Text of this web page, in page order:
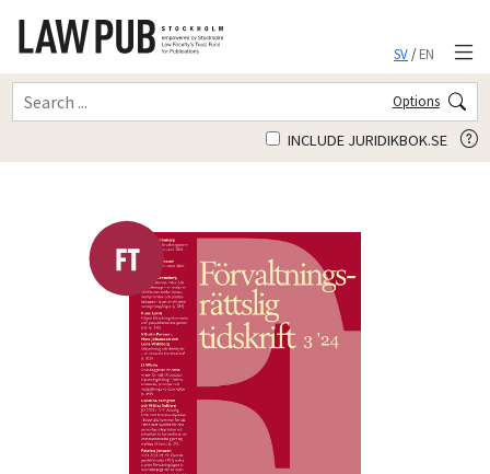
SV/EN
Options
INCLUDE JURIDIKBOK.SE